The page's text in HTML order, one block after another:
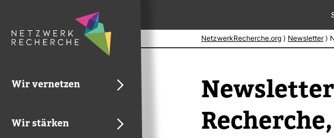
Wir vernetzen
Wir stärken
NetzwerkRecherche.org ⟩ Newsletter⟩